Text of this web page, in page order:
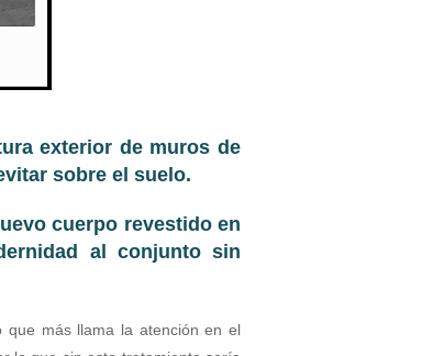
exterior de muros de
sobre el suelo.
cuerpo revestido en
al conjunto sin
que más llama la atención en el